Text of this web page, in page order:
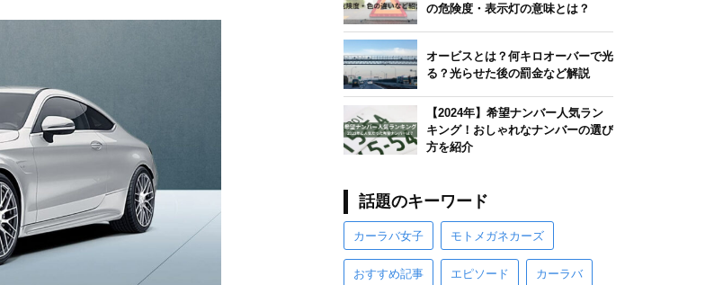
の危険度・表示灯の意味とは？
オービスとは？何キロオーバーで光
る？光らせた後の罰金など解説
【2024年】希望ナンバー人気ラン
キング！おしゃれなナンバーの選び
方を紹介
話題のキーワード
カーラバ女子 モトメガネカーズ
おすすめ記事 エピソード カーラバ